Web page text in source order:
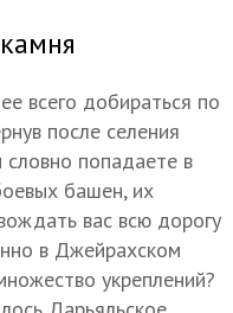
всего добираться по
после селения
попадаете в
башен, их
вас всю дорогу
в Джейрахском
укреплений?